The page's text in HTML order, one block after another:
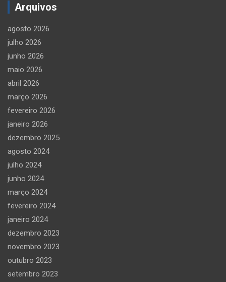
Arquivos
agosto 2026
julho 2026
junho 2026
maio 2026
abril 2026
março 2026
fevereiro 2026
janeiro 2026
dezembro 2025
agosto 2024
julho 2024
junho 2024
março 2024
fevereiro 2024
janeiro 2024
dezembro 2023
novembro 2023
outubro 2023
setembro 2023